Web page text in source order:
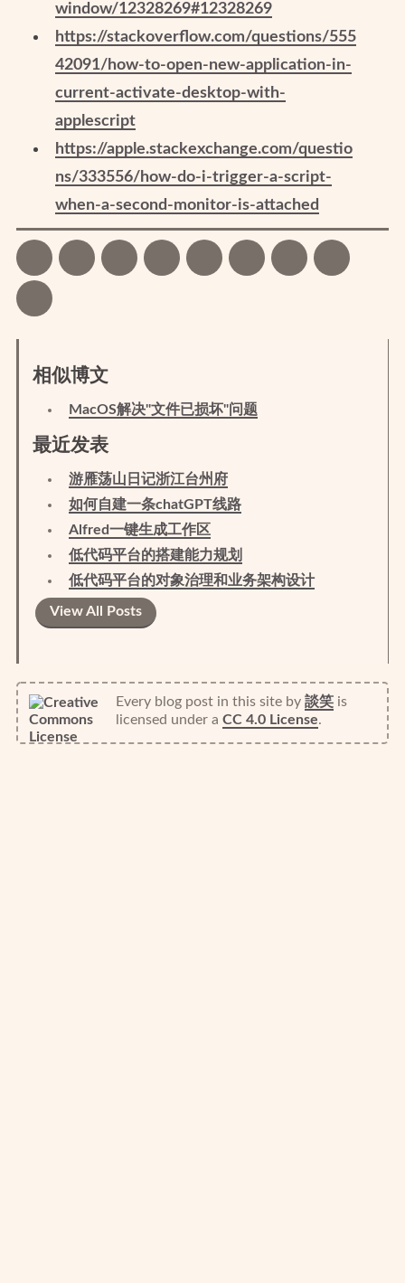
window/12328269#12328269
https://stackoverflow.com/questions/555
42091/how-to-open-new-application-in-
current-activate-desktop-with-
applescript
https://apple.stackexchange.com/questio
ns/333556/how-do-i-trigger-a-script-
when-a-second-monitor-is-attached
相似博文
MacOS解决"文件已损坏"问题
最近发表
游雁荡山日记浙江台州府
如何自建一条chatGPT线路
Alfred一键生成工作区
低代码平台的搭建能力规划
低代码平台的对象治理和业务架构设计
View All Posts
Every blog post in this siteby 談笑is
licensed under a CC 4.0 License.